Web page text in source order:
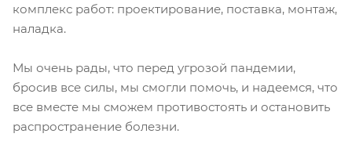
комплекс работ: проектирование, поставка, монтаж,
наладка.
Мы очень рады, что перед угрозой пандемии,
бросив все силы, мы смогли помочь, и надеемся, что
все вместе мы сможем противостоять и остановить
распространение болезни.